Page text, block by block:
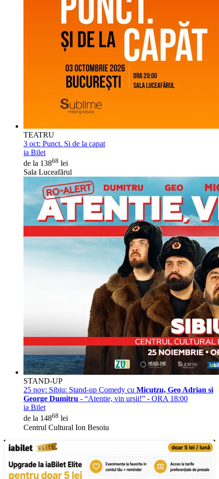
TEATRU
3 oct: Punct. Si de la capat
ia Bilet
de la 13868 lei
Sala Luceafărul
STAND-UP
25 nov: Sibiu: Stand-up Comedy cu Micutzu, Geo Adrian si
George Dumitru - “Atentie, vin ursii!” - ORA 18:00
ia Bilet
de la 14868 lei
Centrul Cultural Ion Besoiu